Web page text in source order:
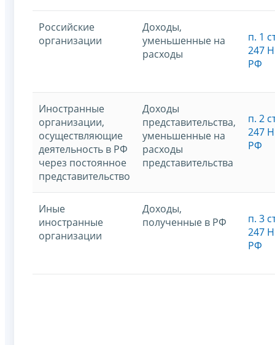
Российские
организации
Доходы,
уменьшенные на
расходы
п. 1
247
РФ
Иностранные
организации,
осуществляющие
деятельность в РФ
через постоянное
представительство
Доходы
представительства,
уменьшенные на
расходы
представительства
п. 2
247
РФ
Иные
иностранные
организации
Доходы,
полученные в РФ
п. 3
247
РФ